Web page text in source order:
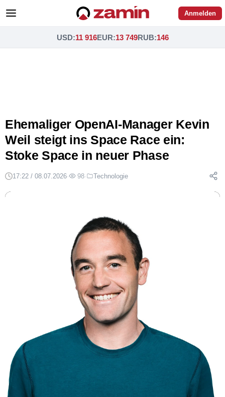
Anmelden
USD:11 916EUR:13 749RUB:146
Ehemaliger OpenAI-Manager Kevin
Weil steigt ins Space Race ein:
Stoke Space in neuer Phase
17:22 / 08.07.2026· 98· Technologie